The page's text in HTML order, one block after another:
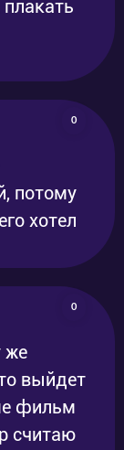
плакать
0
потому
хотел
0
же
выйдет
фильм
считаю